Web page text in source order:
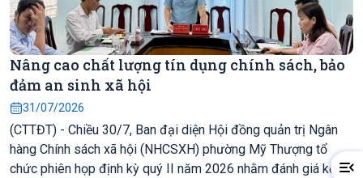
Nâng cao chất lượng tín dụng chính sách, bảo
đảm an sinh xã hội
31/07/2026
(CTTĐT) - Chiều 30/7, Ban đại diện Hội đồng quản trị Ngân
hàng Chính sách xã hội (NHCSXH) phường Mỹ Thượng tổ
chức phiên họp định kỳ quý II năm 2026 nhằm đánh giá kết